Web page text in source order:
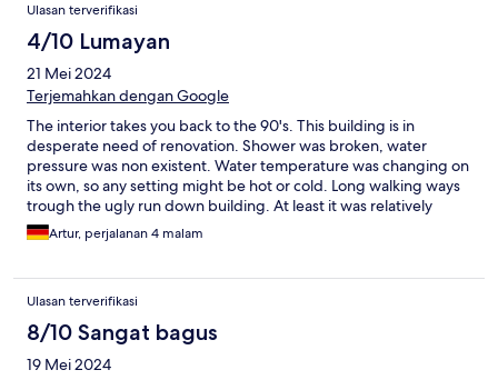
Ulasan terverifikasi
4/10 Lumayan
21 Mei 2024
Terjemahkan dengan Google
The interior takes you back to the 90's. This building is in
desperate need of renovation. Shower was broken, water
pressure was non existent. Water temperature was changing on
its own, so any setting might be hot or cold. Long walking ways
trough the ugly run down building. At least it was relatively
clean. Parking garage was great
Artur, perjalanan 4 malam
Ulasan terverifikasi
8/10 Sangat bagus
19 Mei 2024